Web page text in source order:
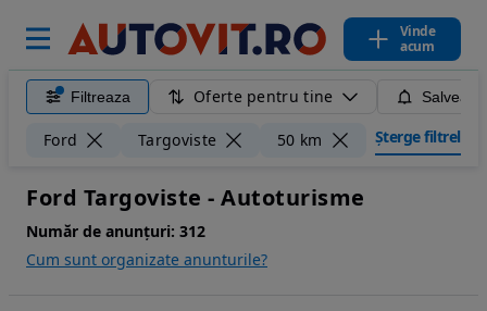
Vinde
acum
Filtreaza Oferte pentru tine
Ford Targoviste 50 km Șterge filtrele
Ford Targoviste - Autoturisme
Număr de anunțuri: 312
Cum sunt organizate anunturile?